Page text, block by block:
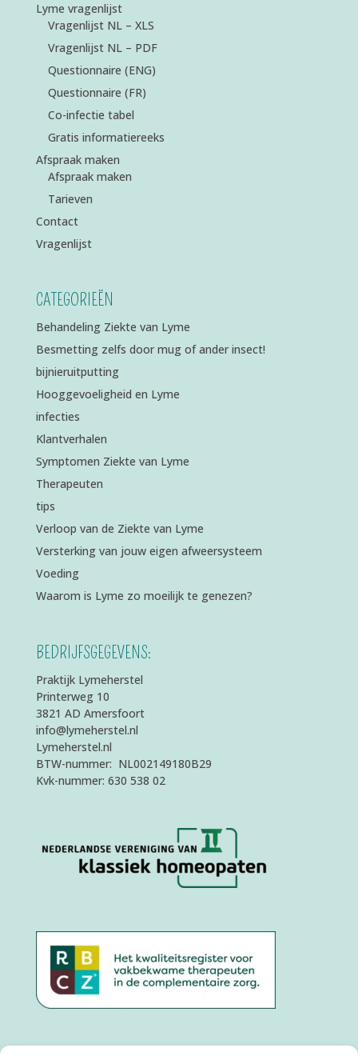
Lyme vragenlijst
Vragenlijst NL – XLS
Vragenlijst NL – PDF
Questionnaire (ENG)
Questionnaire (FR)
Co-infectie tabel
Gratis informatiereeks
Afspraak maken
Afspraak maken
Tarieven
Contact
Vragenlijst
CATEGORIEËN
Behandeling Ziekte van Lyme
Besmetting zelfs door mug of ander insect!
bijnieruitputting
Hooggevoeligheid en Lyme
infecties
Klantverhalen
Symptomen Ziekte van Lyme
Therapeuten
tips
Verloop van de Ziekte van Lyme
Versterking van jouw eigen afweersysteem
Voeding
Waarom is Lyme zo moeilijk te genezen?
BEDRIJFSGEGEVENS:
Praktijk Lymeherstel
Printerweg 10
3821 AD Amersfoort
info@lymeherstel.nl
Lymeherstel.nl
BTW-nummer: NL002149180B29
Kvk-nummer: 630 538 02